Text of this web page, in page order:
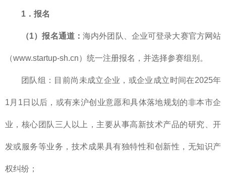
1．报名
（1）报名通道： 海内外团队、企业可登录大赛官方网站
（www.startup-sh.cn）统一注册报名，并选择参赛组别。
团队组：目前尚未成立企业，或企业成立时间在2025年
1月1日以后，或有来沪创业意愿和具体落地规划的非本市企
业，核心团队三人以上，主要从事高新技术产品的研究、开
发或服务等业务，技术成果具有独特性和创新性，无知识产
权纠纷；